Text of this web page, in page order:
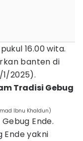
16.00 wita.
banten di
1/2025).
Tradisi Gebug
Ibnu Khaldun)
Ende.
Ende yakni